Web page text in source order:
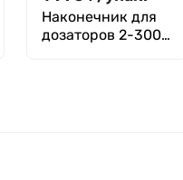
Наконечник для
дозаторов 2-300